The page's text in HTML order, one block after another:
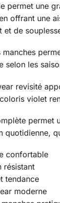
permet une
offrant une
et de
manches
selon les
revisité
violet
permet
quotidienne,
confortable
résistant
tendance
moderne